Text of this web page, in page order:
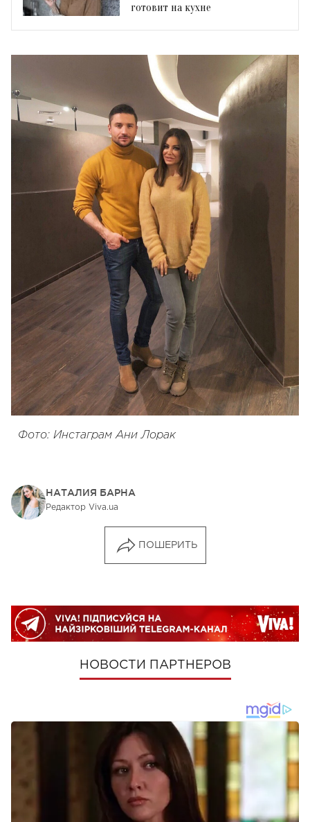
готовит на кухне
Фото: Инстаграм Ани Лорак
НАТАЛИЯ БАРНА
Редактор Viva.ua
ПОШЕРИТЬ
НОВОСТИ ПАРТНЕРОВ